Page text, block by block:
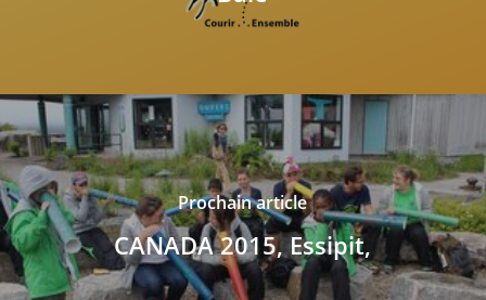
Prochain article
CANADA 2015, Essipit,